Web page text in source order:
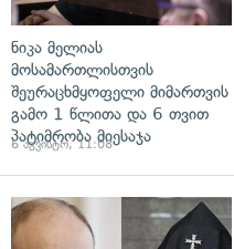
ნიკა მელიას
მოსამართლისთვის
შეურაცხმყოფელი მიმართვის
გამო 1 წლითა და 6 თვით
პატიმრობა მიესაჯა
6 აგვისტო, 11:08
გადახედვა